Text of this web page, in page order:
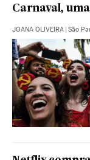
Carnaval,
JOANA OLIVEIRA | São